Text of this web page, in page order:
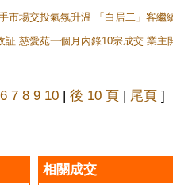
市場交投氣氛升温 「白居二」客
証 慈愛苑一個月內錄10宗成交 業
6 7 8 9 10 | 後 10 頁 | 尾頁 ]
相關成交